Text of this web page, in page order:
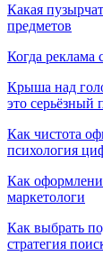
Какая
предметов
Когда реклама
Крыша над
это серьёзный
Как чистота
психология
Как
маркетологи
Как выбрать
стратегия